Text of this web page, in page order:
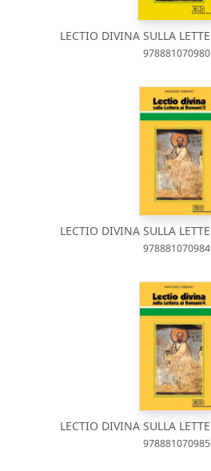
LECTIO DIVINA SULLA
LECTIO DIVINA SULLA
LECTIO DIVINA SULLA